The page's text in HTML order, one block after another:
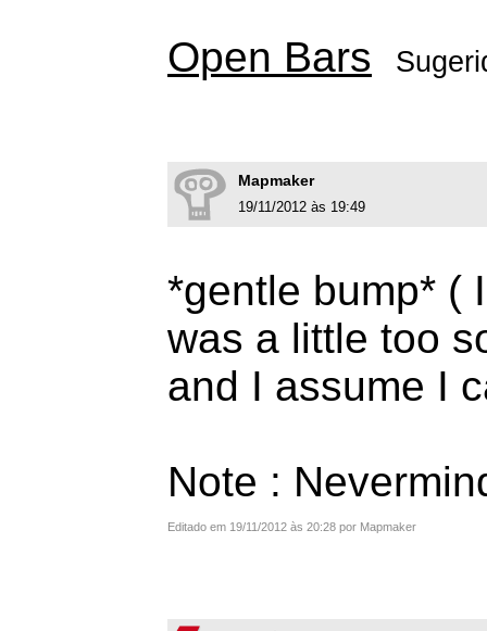
Open Bars
Mapmaker
19/11/2012 às 19:49
*gentle bump* (
was a little too
and I assume I
Note :
Editado em 19/11/2012 às 20:28 por Mapmaker